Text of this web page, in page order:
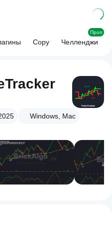
Copy Челленджи
Проп
Windows, Mac